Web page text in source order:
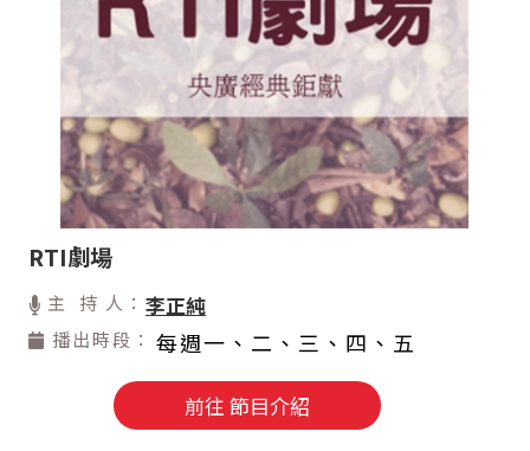
RTI劇場
主 持 人： 李正純
播出時段： 每週一、二、三、四、五
前往 節目介紹